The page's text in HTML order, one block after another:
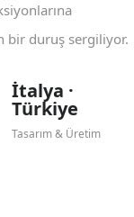
bir duruş sergiliyor.
İtalya ·
Türkiye
Tasarım & Üretim